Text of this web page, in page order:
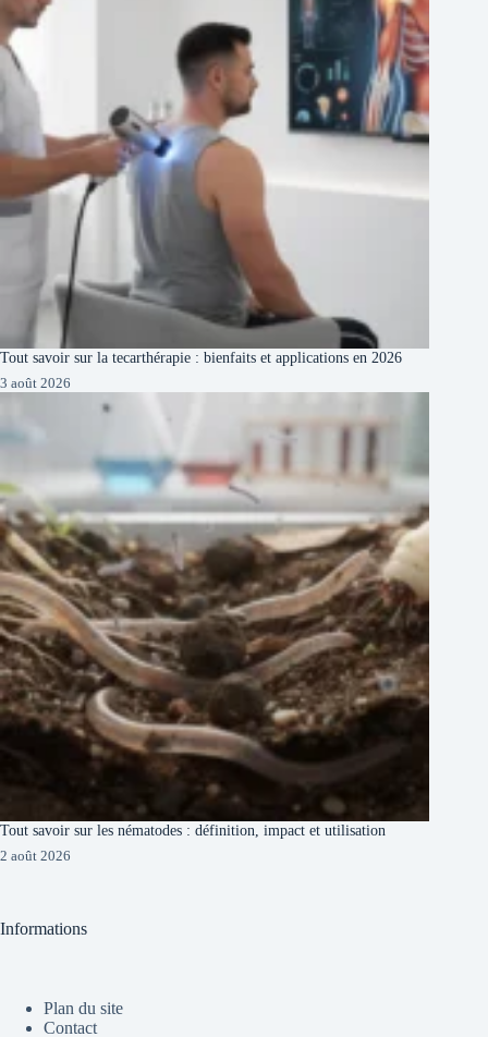
Tout savoir sur la tecarthérapie : bienfaits et applications en 2026
3 août 2026
Tout savoir sur les nématodes : définition, impact et utilisation
2 août 2026
Informations
Plan du site
Contact